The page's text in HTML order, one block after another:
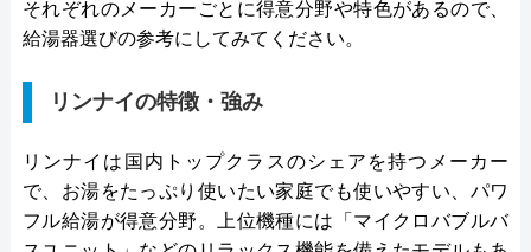
それぞれのメーカーごとに得意分野や特色があるので、
給湯器選びの参考にしてみてください。
リンナイの特徴・強み
リンナイは国内トップクラスのシェアを持つメーカー
で、お湯をたっぷり使いたい家庭でも使いやすい、パワ
フル給湯が得意分野。上位機種には「マイクロバブルバ